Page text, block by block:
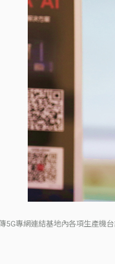
5G專網連結基地內各項生產機